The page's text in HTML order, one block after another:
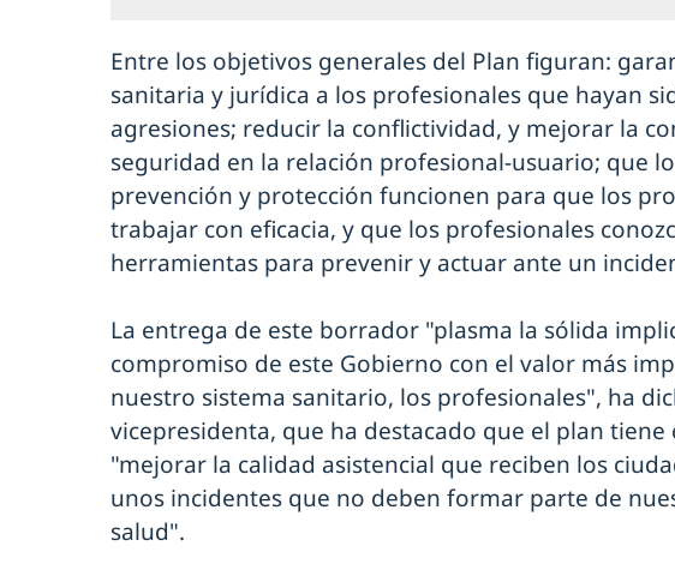
Entre los objetivos generales del Plan figuran:
sanitaria y jurídica a los profesionales que hayan
agresiones; reducir la conflictividad, y mejorar la
seguridad en la relación profesional-usuario; que
prevención y protección funcionen para que los
trabajar con eficacia, y que los profesionales
herramientas para prevenir y actuar ante un
La entrega de este borrador "plasma la sólida
compromiso de este Gobierno con el valor más
nuestro sistema sanitario, los profesionales", ha
vicepresidenta, que ha destacado que el plan
"mejorar la calidad asistencial que reciben los
unos incidentes que no deben formar parte de
salud".